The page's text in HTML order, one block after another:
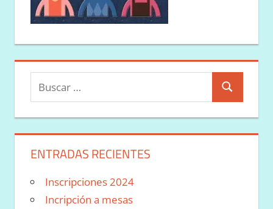
Buscar
ENTRADAS RECIENTES
Inscripciones 2024
Incripción a mesas